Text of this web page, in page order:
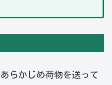
らかじめ荷物を送って